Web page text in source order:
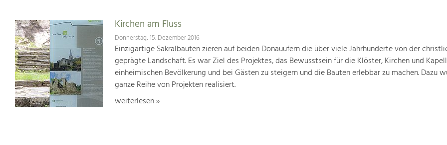
Kirchen am Fluss
Donnerstag, 15. Dezember 2016
Einzigartige Sakralbauten zieren auf beiden Donauufern die über viele Jahrhunderte von der
geprägte Landschaft. Es war Ziel des Projektes, das Bewusstsein für die Klöster, Kirchen und
einheimischen Bevölkerung und bei Gästen zu steigern und die Bauten erlebbar zu machen. Dazu
ganze Reihe von Projekten realisiert.
weiterlesen »